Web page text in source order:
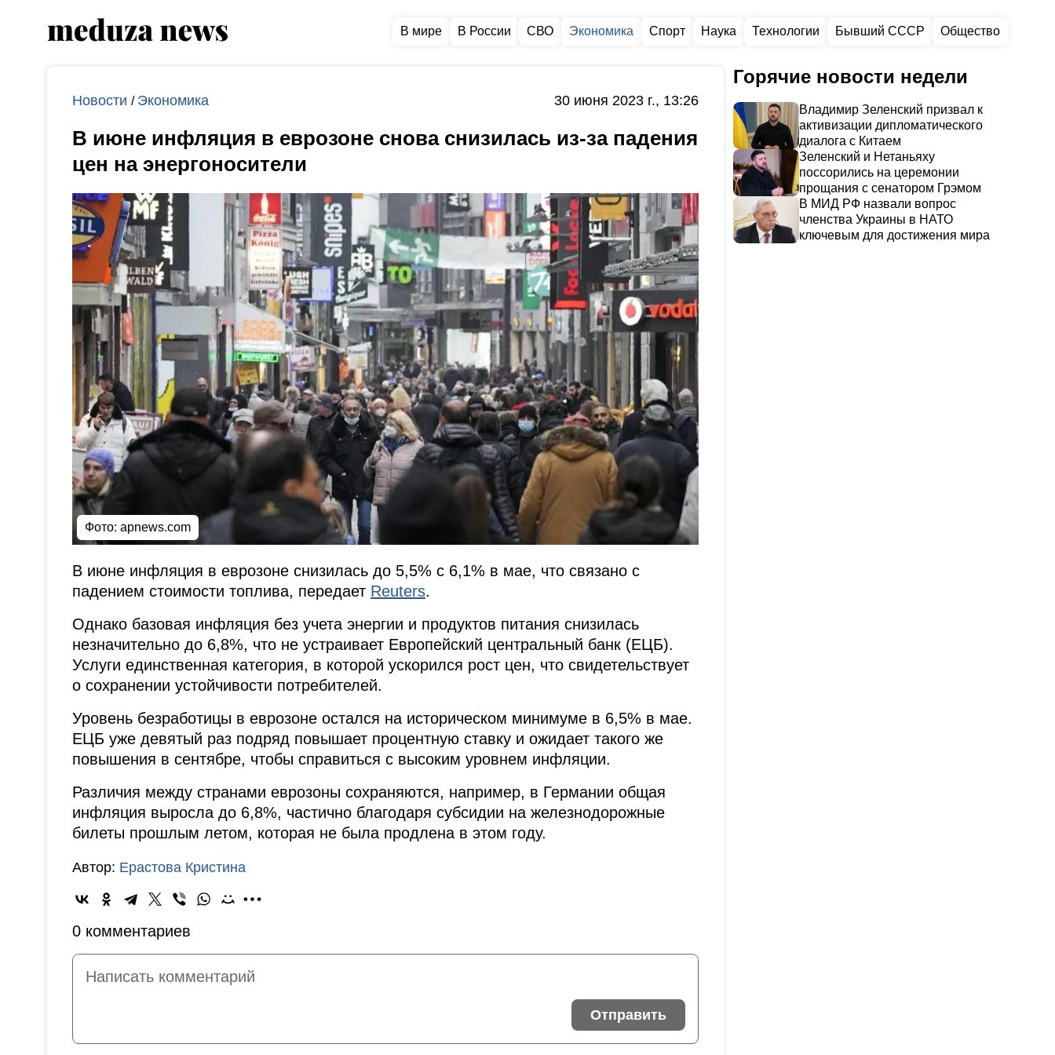
В мире В России СВО Экономика Спорт Наука Технологии Бывший СССР Общество
Новости / Экономика 30 июня 2023 г., 13:26
В июне инфляция в еврозоне снова снизилась из-за падения
цен на энергоносители
Фото: apnews.com
В июне инфляция в еврозоне снизилась до 5,5% с 6,1% в мае, что связано с
падением стоимости топлива, передает Reuters.
Однако базовая инфляция без учета энергии и продуктов питания снизилась
незначительно до 6,8%, что не устраивает Европейский центральный банк (ЕЦБ).
Услуги единственная категория, в которой ускорился рост цен, что свидетельствует
о сохранении устойчивости потребителей.
Уровень безработицы в еврозоне остался на историческом минимуме в 6,5% в мае.
ЕЦБ уже девятый раз подряд повышает процентную ставку и ожидает такого же
повышения в сентябре, чтобы справиться с высоким уровнем инфляции.
Различия между странами еврозоны сохраняются, например, в Германии общая
инфляция выросла до 6,8%, частично благодаря субсидии на железнодорожные
билеты прошлым летом, которая не была продлена в этом году.
Автор: Ерастова Кристина
0 комментариев
Отправить
Горячие новости недели
Владимир Зеленский призвал к
активизации дипломатического
диалога с Китаем
Зеленский и Нетаньяху
поссорились на церемонии
прощания с сенатором Грэмом
В МИД РФ назвали вопрос
членства Украины в НАТО
ключевым для достижения мира